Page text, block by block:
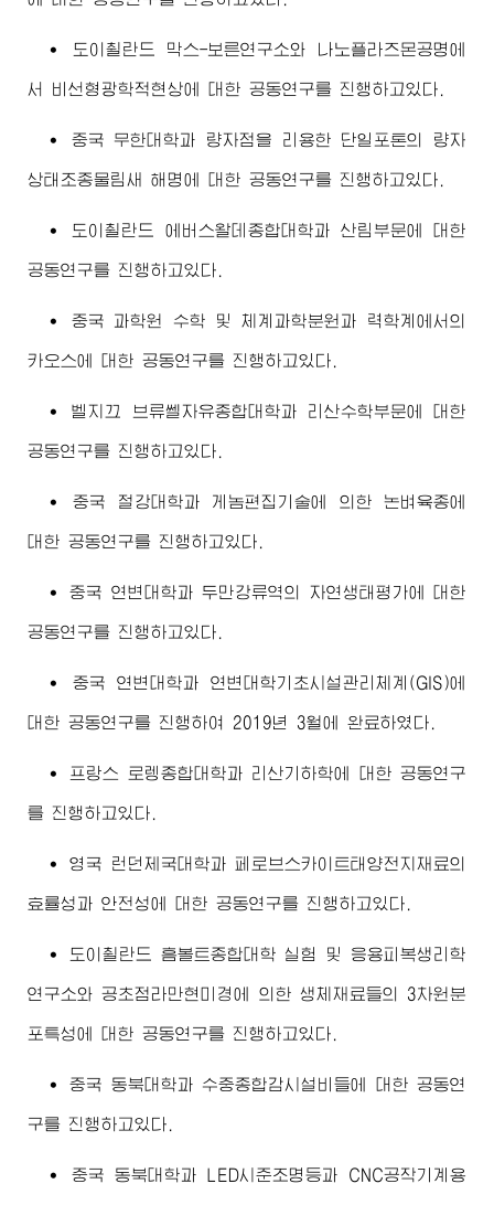
∙ 도이췰란드 막스-보른연구소와 나노플라즈몬공명에
서 비선형광학적현상에 대한 공동연구를 진행하고있다.
∙ 중국 무한대학과 량자점을 리용한 단일포톤의 량자
상태조종물림새 해명에 대한 공동연구를 진행하고있다.
∙ 도이췰란드 에버스왈데 종합대학과 산림부문에 대한
공동연구를 진행하고있다.
∙ 중국 과학원 수학 및 체계과학분원과 력학계에서의
카오스에 대한 공동연구를 진행하고있다.
∙ 벨지끄 브류쎌자유종합대학과 리산수학부문에 대한
공동연구를 진행하고있다.
∙ 중국 절강대학과 게놈편집기술에 의한 논벼육종에
대한 공동연구를 진행하고있다.
∙ 중국 연변대학과 두만강류역의 자연생태평가에 대한
공동연구를 진행하고있다.
∙ 중국 연변대학과 연변대학기초시설관리체계(GIS)에
대한 공동연구를 진행하여 2019년 3월에 완료하였다.
∙ 프랑스 로렝 종합대학과 리산기하학에 대한 공동연구
를 진행하고있다.
∙ 영국 런던제국대학과 페로브스카이트태양전지재료의
효률성과 안전성에 대한 공동연구를 진행하고있다.
∙ 도이췰란드 흠볼트종합대학 실험 및 응용피복생리학
연구소와 공초점라만현미경에 의한 생체재료들의 3차원분
포특성에 대한 공동연구를 진행하고있다.
∙ 중국 동북대학과 수중종합감시설비들에 대한 공동연
구를 진행하고있다.
∙ 중국 동북대학과 LED시준조명등과 CNC공작기계용